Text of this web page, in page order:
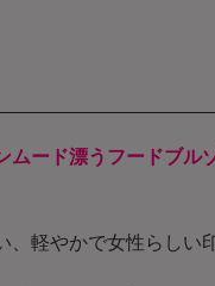
ード漂うフードブル
、軽やかで女性らしい